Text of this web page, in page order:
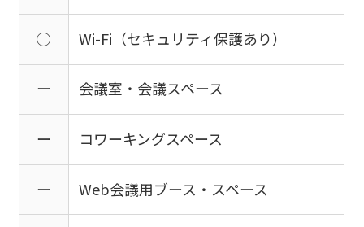
◯ Wi-Fi（セキュリティ保護あり）
ー 会議室・会議スペース
ー コワーキングスペース
ー Web会議用ブース・スペース